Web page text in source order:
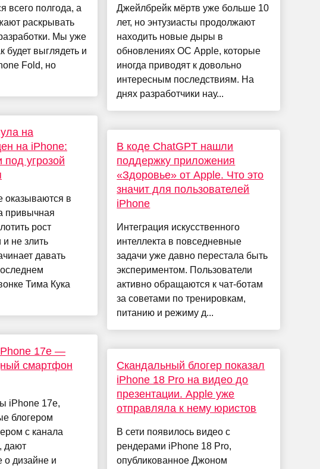
всего полгода, а
раскрывать
Мы уже
будет выглядеть и
Fold, но
на
на iPhone:
под угрозой
оказываются в
привычная
рост
и не злить
давать
Тима Кука
17e —
смартфон
iPhone 17e,
блогером
с канала
дают
о дизайне и
Джейлбрейк мёртв уже больше 10
лет, но энтузиасты продолжают
находить новые дыры в
обновлениях ОС Apple, которые
иногда приводят к довольно
интересным последствиям. На
днях разработчики нау...
В коде ChatGPT нашли
поддержку приложения
«Здоровье» от Apple. Что это
значит для пользователей
iPhone
Интеграция искусственного
интеллекта в повседневные
задачи уже давно перестала быть
экспериментом. Пользователи
активно обращаются к чат-ботам
за советами по тренировкам,
питанию и режиму д...
Скандальный блогер показал
iPhone 18 Pro на видео до
презентации. Apple уже
отправляла к нему юристов
В сети появилось видео с
рендерами iPhone 18 Pro,
опубликованное Джоном